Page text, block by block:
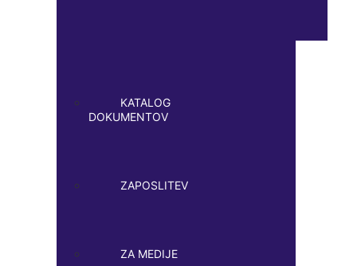
KATALOG
DOKUMENTOV
ZAPOSLITEV
ZA MEDIJE